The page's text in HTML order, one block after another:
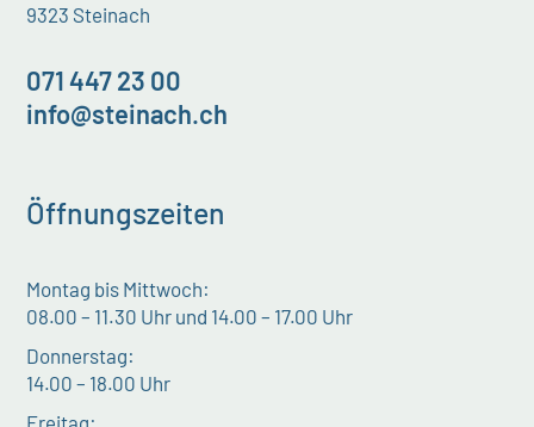
9323 Steinach
071 447 23 00
info@steinach.ch
Öffnungszeiten
Montag bis Mittwoch:
08.00 – 11.30 Uhr und 14.00 – 17.00 Uhr
Donnerstag:
14.00 – 18.00 Uhr
Freitag: